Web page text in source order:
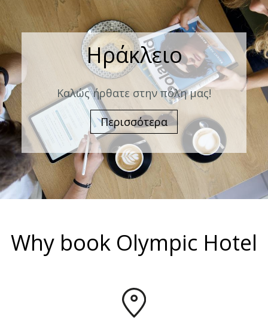
Ηράκλειο
Καλώς ήρθατε στην πόλη μας!
Περισσότερα
Why book Olympic Hotel